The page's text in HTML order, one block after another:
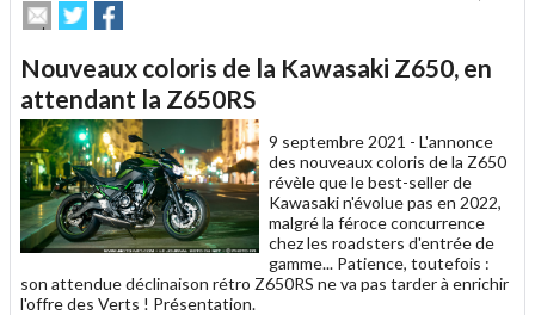
Envoyer
cet
à
un
ami
Partager
sur
sur
Nouveaux coloris de la Kawasaki Z650, en
attendant la Z650RS
9 septembre 2021 - L'annonce
des nouveaux coloris de la Z650
révèle que le best-seller de
Kawasaki n'évolue pas en 2022,
malgré la féroce concurrence
chez les roadsters d'entrée de
gamme... Patience, toutefois :
son attendue déclinaison rétro Z650RS ne va pas tarder à enrichir
l'offre des Verts ! Présentation.